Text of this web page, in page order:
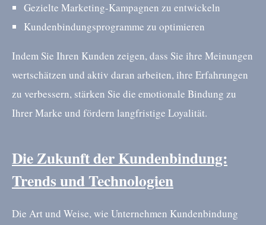
Gezielte Marketing-Kampagnen zu entwickeln
Kundenbindungsprogramme zu optimieren
Indem Sie Ihren Kunden zeigen, dass Sie ihre Meinungen
wertschätzen und aktiv daran arbeiten, ihre Erfahrungen
zu verbessern, stärken Sie die emotionale Bindung zu
Ihrer Marke und fördern langfristige Loyalität.
Die Zukunft der Kundenbindung:
Trends und Technologien
Die Art und Weise, wie Unternehmen Kundenbindung